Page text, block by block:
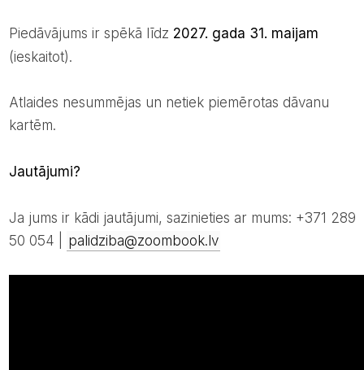
Piedāvājums ir spēkā līdz 2027. gada 31. maijam
(ieskaitot).
Atlaides nesummējas un netiek piemērotas dāvanu
kartēm.
Jautājumi?
Ja jums ir kādi jautājumi, sazinieties ar mums: +371 289
50 054 |
palidziba@zoombook.lv